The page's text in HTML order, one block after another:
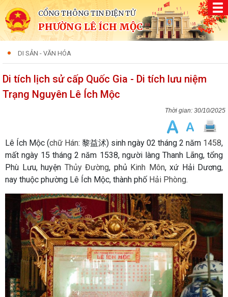
CỔNG THÔNG TIN ĐIỆN TỬ
PHƯỜNG LÊ ÍCH MỘC
DI SẢN - VĂN HÓA
Di tích lịch sử cấp Quốc Gia - Di tích lưu niệm
Trạng Nguyên Lê Ích Mộc
30/10/2025
Lê Ích Mộc (chữ Hán: 黎益沭) sinh ngày 02 tháng 2 năm 1458,
mất ngày 15 tháng 2 năm 1538, người làng Thanh Lãng, tổng
Phù Lưu, huyện Thủy Đường, phủ Kinh Môn, xứ Hải Dương,
nay thuộc phường Lê Ích Mộc, thành phố Hải Phòng.